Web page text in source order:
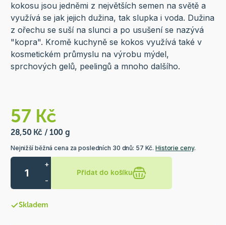
kokosu jsou jedněmi z největších semen na světě a
využívá se jak jejich dužina, tak slupka i voda. Dužina
z ořechu se suší na slunci a po usušení se nazývá
"kopra". Kromě kuchyně se kokos využívá také v
kosmetickém průmyslu na výrobu mýdel,
sprchových gelů, peelingů a mnoho dalšího.
57 Kč
28,50 Kč / 100 g
Nejnižší běžná cena za posledních 30 dnů: 57 Kč.Historie ceny.
+
-
Přidat do košíku
Skladem